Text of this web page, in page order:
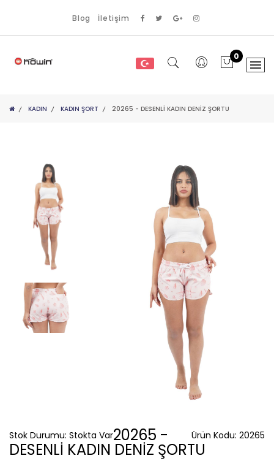
Blog İletişim
0
KADIN KADIN ŞORT 20265 - DESENLİ KADIN DENİZ ŞORTU
Ürün Kodu: 20265
Stok Durumu: Stokta Var20265 -
DESENLİ KADIN DENİZ ŞORTU